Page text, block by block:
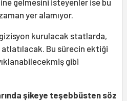
gelmesini isteyenler ise bu
yer alamıyor.
kurulacak statlarda,
Bu sürecin ektiği
gibi
şikeye teşebbüsten söz